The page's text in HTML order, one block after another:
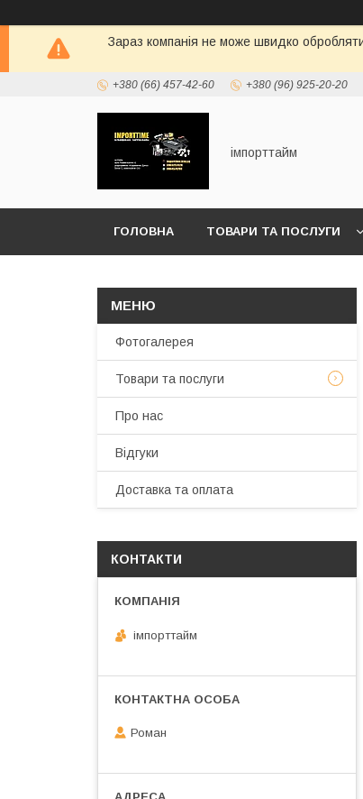
Зараз компанія не може швидко
+380 (66) 457-42-60 +380 (96) 925-20-20
імпорттайм
ГОЛОВНА ТОВАРИ ТА ПОСЛУГИ
Фотогалерея
Товари та послуги
Про нас
Відгуки
Доставка та оплата
КОНТАКТИ
імпорттайм
Роман